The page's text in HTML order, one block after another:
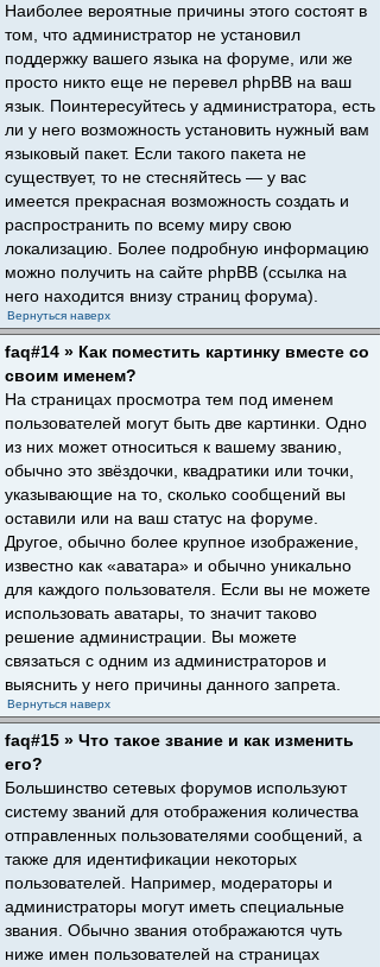
Наиболее вероятные причины этого состоят в
том, что администратор не установил
поддержку вашего языка на форуме, или же
просто никто еще не перевел phpBB на ваш
язык. Поинтересуйтесь у администратора, есть
ли у него возможность установить нужный вам
языковый пакет. Если такого пакета не
существует, то не стесняйтесь — у вас
имеется прекрасная возможность создать и
распространить по всему миру свою
локализацию. Более подробную информацию
можно получить на сайте phpBB (ссылка на
него находится внизу страниц форума).
Вернуться наверх
faq#14 » Как поместить картинку вместе со
своим именем?
На страницах просмотра тем под именем
пользователей могут быть две картинки. Одно
из них может относиться к вашему званию,
обычно это звёздочки, квадратики или точки,
указывающие на то, сколько сообщений вы
оставили или на ваш статус на форуме.
Другое, обычно более крупное изображение,
известно как «аватара» и обычно уникально
для каждого пользователя. Если вы не можете
использовать аватары, то значит таково
решение администрации. Вы можете
связаться с одним из администраторов и
выяснить у него причины данного запрета.
Вернуться наверх
faq#15 » Что такое звание и как изменить
его?
Большинство сетевых форумов используют
систему званий для отображения количества
отправленных пользователями сообщений, а
также для идентификации некоторых
пользователей. Например, модераторы и
администраторы могут иметь специальные
звания. Обычно звания отображаются чуть
ниже имен пользователей на страницах